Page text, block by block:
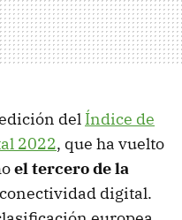
del Índice de
2022, que ha vuelto
el tercero de la
digital.